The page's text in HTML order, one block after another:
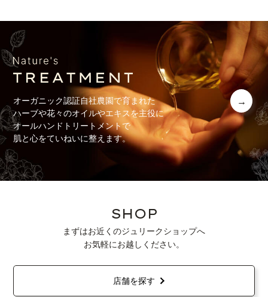
オーガニック認証自社農園で育まれた
ハーブや花々のオイルやエキスを主役に
オールハンドトリートメントで
肌と心をていねいに整えます。
SHOP
まずはお近くのジュリークショップへ
お気軽にお越しください。
店舗を探す